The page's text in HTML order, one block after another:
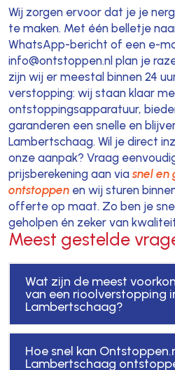
Wij zorgen ervoor dat je je
te maken. Met één belletje
WhatsApp-bericht of een e-
info@ontstoppen.nl plan je
zijn wij er meestal binnen 24
verstopping: wij staan klaar
ontstoppingsapparatuur,
garanderen een snelle en
Lambertschaag. Wil je direct
onze aanpak? Vraag
prijsberekening aan via snel en
ontstoppenen wij sturen
offerte op maat. Zo ben je
geholpen én zeker van
Meest gestelde
Wat zijn de meest
van een rioolverstopping
Lambertschaag?
Hoe snel kan
Lambertschaag